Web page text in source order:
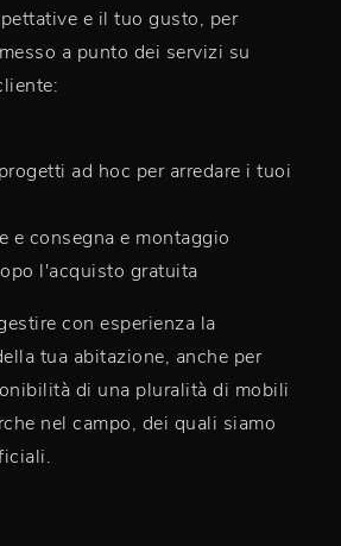
e il tuo gusto, per
a punto dei servizi su
ad hoc per arredare i tuoi
e consegna e montaggio
l'acquisto gratuita
con esperienza la
tua abitazione, anche per
di una pluralità di mobili
nel campo, dei quali siamo